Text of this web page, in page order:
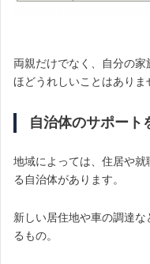
両親だけでなく、自分の
ほどうれしいことはありま
自治体のサポート
地域によっては、住居や
る自治体があります。
新しい居住地や車の調達
るもの。